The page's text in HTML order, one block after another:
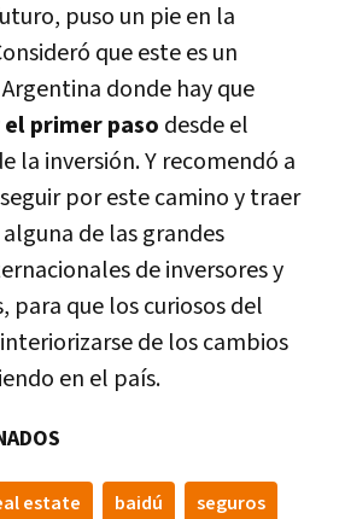
puso un pie en la
que este es un
donde hay que
primer paso desde el
la inversión. Y recomendó a
por este camino y traer
de las grandes
de inversores y
para que los curiosos del
de los cambios
en el paí­s.
estate baidú seguros